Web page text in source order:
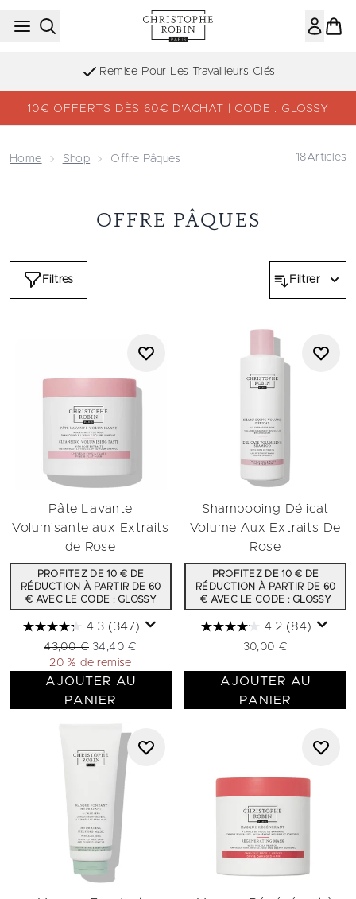
Passer au contenu principal
Remise Pour Les Travailleurs Clés
10€ OFFERTS DÈS 60€ D’ACHAT | CODE : GLOSSY
Home Shop Offre Pâques 18Articles
OFFRE PÂQUES
Filtres Filtrer
Pâte Lavante
Volumisante aux Extraits
de Rose
PROFITEZ DE 10 € DE
RÉDUCTION À PARTIR DE 60
€ AVEC LE CODE : GLOSSY
4.3 (347)
Prix de vente :
43,00 € Prix ​​actuel :
34,40 €
20 % de remise
AJOUTER AU
PANIER
Shampooing Délicat
Volume Aux Extraits De
Rose
PROFITEZ DE 10 € DE
RÉDUCTION À PARTIR DE 60
€ AVEC LE CODE : GLOSSY
4.2 (84)
30,00 €
AJOUTER AU
PANIER